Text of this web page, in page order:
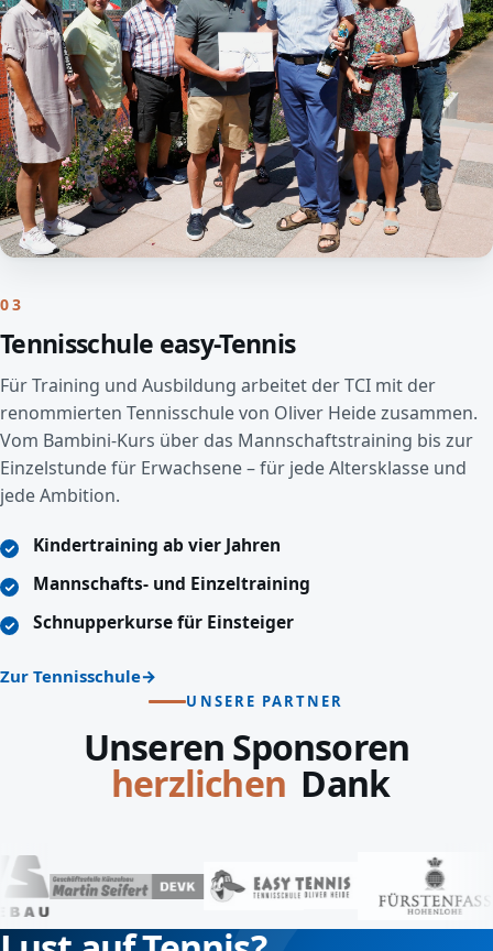
03
Tennisschule easy-Tennis
Für Training und Ausbildung arbeitet der TCI mit der
renommierten Tennisschule von Oliver Heide zusammen.
Vom Bambini-Kurs über das Mannschaftstraining bis zur
Einzelstunde für Erwachsene – für jede Altersklasse und
jede Ambition.
Kindertraining ab vier Jahren
Mannschafts- und Einzeltraining
Schnupperkurse für Einsteiger
Zur Tennisschule
UNSERE PARTNER
Unseren Sponsoren
lieben Dank